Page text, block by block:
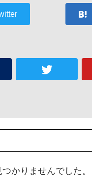
かりませんでした。